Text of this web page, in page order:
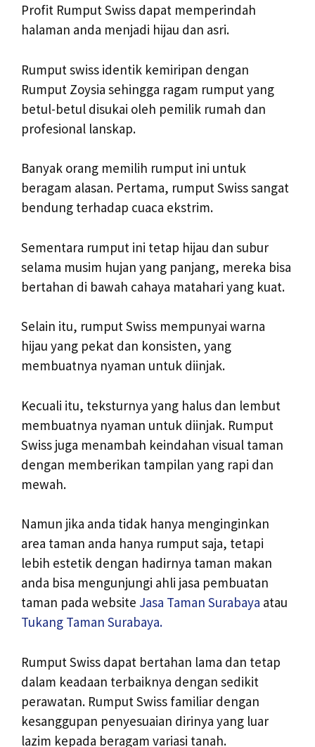
Profit Rumput Swiss dapat memperindah
halaman anda menjadi hijau dan asri.
Rumput swiss identik kemiripan dengan
Rumput Zoysia sehingga ragam rumput yang
betul-betul disukai oleh pemilik rumah dan
profesional lanskap.
Banyak orang memilih rumput ini untuk
beragam alasan. Pertama, rumput Swiss sangat
bendung terhadap cuaca ekstrim.
Sementara rumput ini tetap hijau dan subur
selama musim hujan yang panjang, mereka bisa
bertahan di bawah cahaya matahari yang kuat.
Selain itu, rumput Swiss mempunyai warna
hijau yang pekat dan konsisten, yang
membuatnya nyaman untuk diinjak.
Kecuali itu, teksturnya yang halus dan lembut
membuatnya nyaman untuk diinjak. Rumput
Swiss juga menambah keindahan visual taman
dengan memberikan tampilan yang rapi dan
mewah.
Namun jika anda tidak hanya menginginkan
area taman anda hanya rumput saja, tetapi
lebih estetik dengan hadirnya taman makan
anda bisa mengunjungi ahli jasa pembuatan
taman pada website Jasa Taman Surabaya atau
Tukang Taman Surabaya.
Rumput Swiss dapat bertahan lama dan tetap
dalam keadaan terbaiknya dengan sedikit
perawatan. Rumput Swiss familiar dengan
kesanggupan penyesuaian dirinya yang luar
lazim kepada beragam variasi tanah.